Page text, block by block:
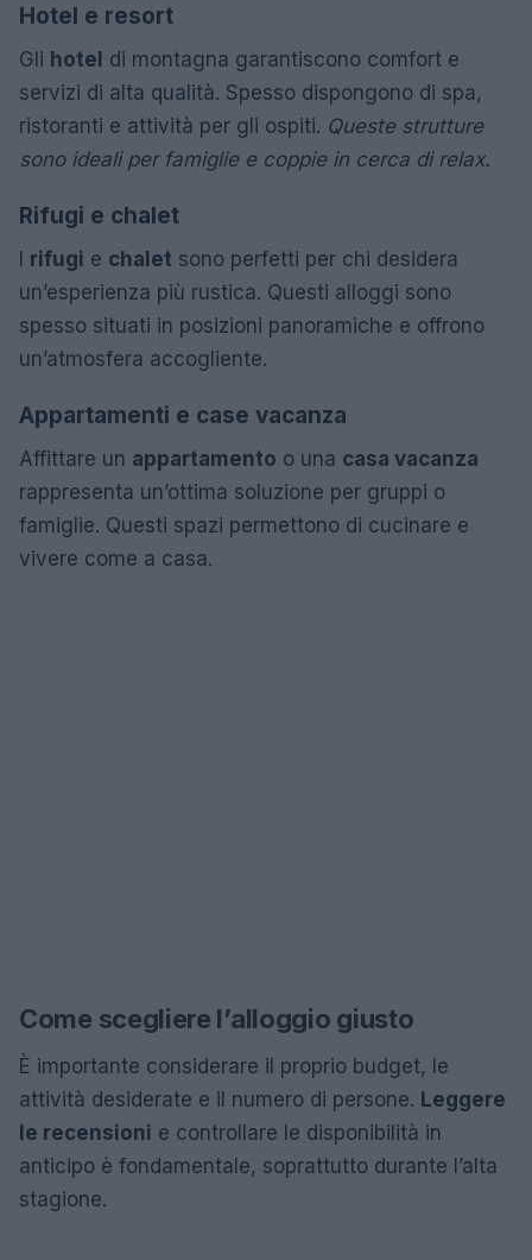
Hotel e resort
Gli hotel di montagna garantiscono comfort e
servizi di alta qualità. Spesso dispongono di spa,
ristoranti e attività per gli ospiti. Queste strutture
sono ideali per famiglie e coppie in cerca di relax.
Rifugi e chalet
I rifugi e chalet sono perfetti per chi desidera
un’esperienza più rustica. Questi alloggi sono
spesso situati in posizioni panoramiche e offrono
un’atmosfera accogliente.
Appartamenti e case vacanza
Affittare un appartamento o una casa vacanza
rappresenta un’ottima soluzione per gruppi o
famiglie. Questi spazi permettono di cucinare e
vivere come a casa.
Come scegliere l’alloggio giusto
È importante considerare il proprio budget, le
attività desiderate e il numero di persone. Leggere
le recensioni e controllare le disponibilità in
anticipo è fondamentale, soprattutto durante l’alta
stagione.